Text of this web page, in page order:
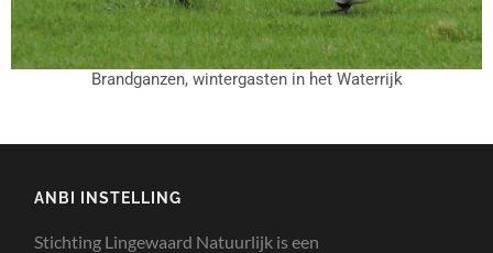
Brandganzen, wintergasten in het Waterrijk
ANBI INSTELLING
Stichting Lingewaard Natuurlijk is een